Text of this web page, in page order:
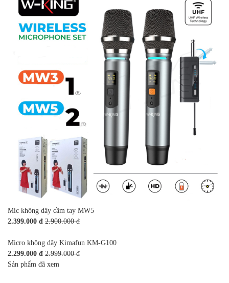
Mic không dây cầm tay MW5
2.399.000 đ 2.900.000 đ
Micro không dây Kimafun KM-G100
2.299.000 đ 2.999.000 đ
Sản phẩm đã xem